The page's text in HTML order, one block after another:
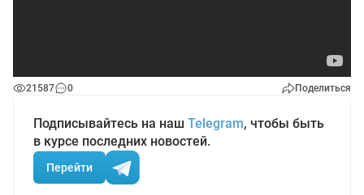
21587 0 Поделиться
Подписывайтесь на наш Telegram, чтобы быть
в курсе последних новостей.
Перейти